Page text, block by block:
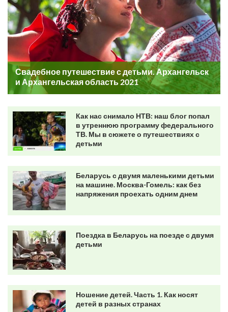
Свадебное путешествие с детьми. Архангельск
и Архангельская область 2021
Как нас снимало НТВ: наш блог попал
в утреннюю программу федерального
ТВ. Мы в сюжете о путешествиях с
детьми
Беларусь с двумя маленькими детьми
на машине. Москва-Гомель: как без
напряжения проехать одним днем
Поездка в Беларусь на поезде с двумя
детьми
Ношение детей. Часть 1. Как носят
детей в разных странах